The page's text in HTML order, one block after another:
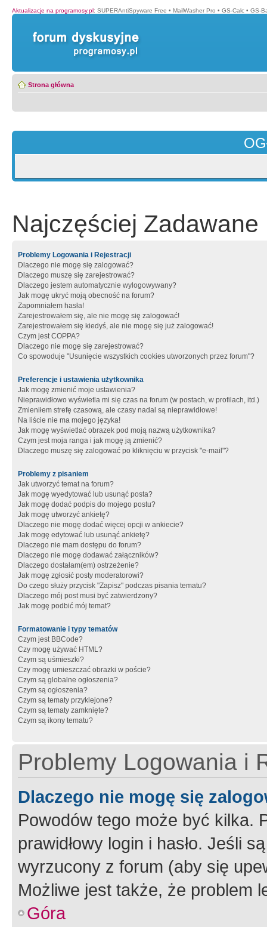
Aktualizacje na programosy.pl: SUPERAntiSpyware Free • MailWasher Pro • GS-Calc • GS-
Strona główna
Najczęściej Zadawane
Problemy Logowania i Rejestracji
Dlaczego nie mogę się zalogować?
Dlaczego muszę się zarejestrować?
Dlaczego jestem automatycznie wylogowywany?
Jak mogę ukryć moją obecność na forum?
Zapomniałem hasła!
Zarejestrowałem się, ale nie mogę się zalogować!
Zarejestrowałem się kiedyś, ale nie mogę się już zalogować!
Czym jest COPPA?
Dlaczego nie mogę się zarejestrować?
Co spowoduje "Usunięcie wszystkich cookies utworzonych przez forum"?
Preferencje i ustawienia użytkownika
Jak mogę zmienić moje ustawienia?
Nieprawidłowo wyświetla mi się czas na forum (w postach, w profilach, itd.)
Zmieniłem strefę czasową, ale czasy nadal są nieprawidłowe!
Na liście nie ma mojego języka!
Jak mogę wyświetlać obrazek pod moją nazwą użytkownika?
Czym jest moja ranga i jak mogę ją zmienić?
Dlaczego muszę się zalogować po kliknięciu w przycisk "e-mail"?
Problemy z pisaniem
Jak utworzyć temat na forum?
Jak mogę wyedytować lub usunąć posta?
Jak mogę dodać podpis do mojego postu?
Jak mogę utworzyć ankietę?
Dlaczego nie mogę dodać więcej opcji w ankiecie?
Jak mogę edytować lub usunąć ankietę?
Dlaczego nie mam dostępu do forum?
Dlaczego nie mogę dodawać załączników?
Dlaczego dostałam(em) ostrzeżenie?
Jak mogę zgłosić posty moderatorowi?
Do czego służy przycisk "Zapisz" podczas pisania tematu?
Dlaczego mój post musi być zatwierdzony?
Jak mogę podbić mój temat?
Formatowanie i typy tematów
Czym jest BBCode?
Czy mogę używać HTML?
Czym są uśmieszki?
Czy mogę umieszczać obrazki w poście?
Czym są globalne ogłoszenia?
Czym są ogłoszenia?
Czym są tematy przyklejone?
Czym są tematy zamknięte?
Czym są ikony tematu?
Problemy Logowania i
Dlaczego nie mogę się
Powodów tego może być kilka.
prawidłowy login i hasło. Jeśli
wyrzucony z forum (aby się
Możliwe jest także, że problem
Góra